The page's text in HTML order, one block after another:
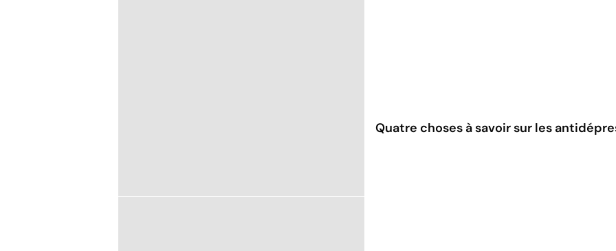
Quatre choses à savoir sur les